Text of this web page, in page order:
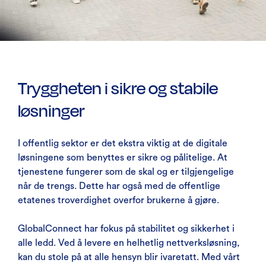
Tryggheten i sikre og stabile
løsninger
I offentlig sektor er det ekstra viktig at de digitale
løsningene som benyttes er sikre og pålitelige. At
tjenestene fungerer som de skal og er tilgjengelige
når de trengs. Dette har også med de offentlige
etatenes troverdighet overfor brukerne å gjøre.
GlobalConnect har fokus på stabilitet og sikkerhet i
alle ledd. Ved å levere en helhetlig nettverksløsning,
kan du stole på at alle hensyn blir ivaretatt. Med vårt